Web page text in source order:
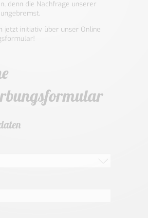
denn die Nachfrage unserer
jetzt initiativ über unser Online